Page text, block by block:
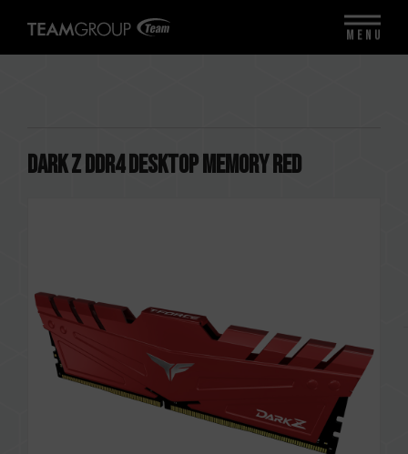
DARK Z DDR4 DESKTOP MEMORY RED
MENU